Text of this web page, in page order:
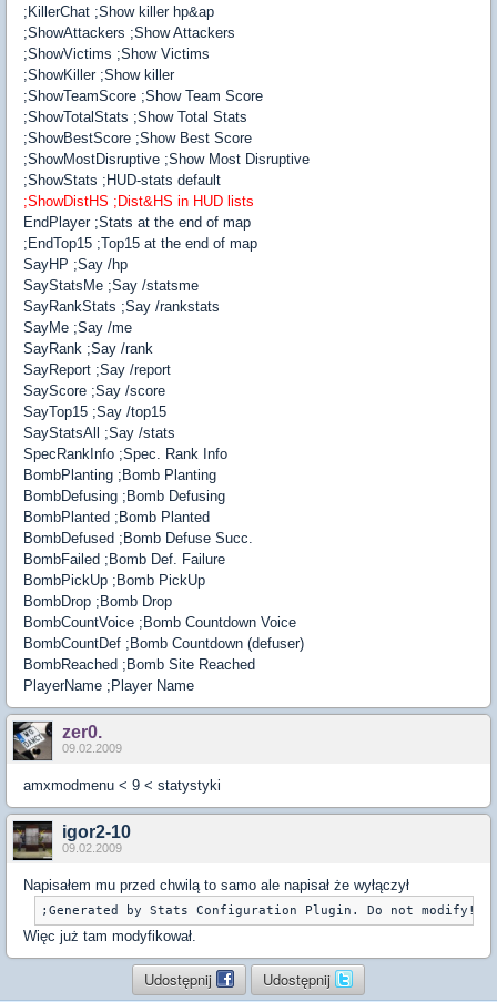
;KillerChat ;Show killer hp&ap
;ShowAttackers ;Show Attackers
;ShowVictims ;Show Victims
;ShowKiller ;Show killer
;ShowTeamScore ;Show Team Score
;ShowTotalStats ;Show Total Stats
;ShowBestScore ;Show Best Score
;ShowMostDisruptive ;Show Most Disruptive
;ShowStats ;HUD-stats default
;ShowDistHS ;Dist&HS in HUD lists
EndPlayer ;Stats at the end of map
;EndTop15 ;Top15 at the end of map
SayHP ;Say /hp
SayStatsMe ;Say /statsme
SayRankStats ;Say /rankstats
SayMe ;Say /me
SayRank ;Say /rank
SayReport ;Say /report
SayScore ;Say /score
SayTop15 ;Say /top15
SayStatsAll ;Say /stats
SpecRankInfo ;Spec. Rank Info
BombPlanting ;Bomb Planting
BombDefusing ;Bomb Defusing
BombPlanted ;Bomb Planted
BombDefused ;Bomb Defuse Succ.
BombFailed ;Bomb Def. Failure
BombPickUp ;Bomb PickUp
BombDrop ;Bomb Drop
BombCountVoice ;Bomb Countdown Voice
BombCountDef ;Bomb Countdown (defuser)
BombReached ;Bomb Site Reached
PlayerName ;Player Name
zer0.
09.02.2009
amxmodmenu < 9 < statystyki
igor2-10
09.02.2009
Napisałem mu przed chwilą to samo ale napisał że wyłączył
;Generated by Stats Configuration Plugin. Do not modify!
Więc już tam modyfikował.
Udostępnij Udostępnij